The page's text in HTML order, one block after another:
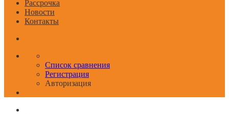
Рассрочка
Новости
Контакты
Список сравнения
Регистрация
Авторизация